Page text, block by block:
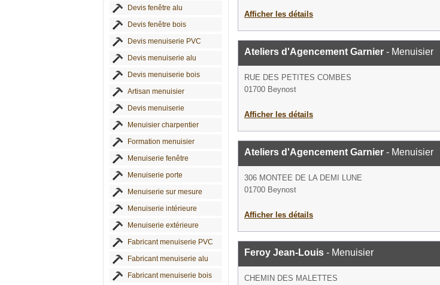
Devis fenêtre alu
Devis fenêtre bois
Devis menuiserie PVC
Devis menuiserie alu
Devis menuiserie bois
Artisan menuisier
Devis menuiserie
Menuisier charpentier
Formation menuisier
Menuiserie fenêtre
Menuiserie porte
Menuiserie sur mesure
Menuiserie intérieure
Menuiserie extérieure
Fabricant menuiserie PVC
Fabricant menuiserie alu
Fabricant menuiserie bois
Afficher les détails
Ateliers d'Agencement Garnier - Menuisier
RUE DES PETITES COMBES
01700 Beynost
Afficher les détails
Ateliers d'Agencement Garnier - Menuisier
306 MONTEE DE LA DEMI LUNE
01700 Beynost
Afficher les détails
Feroy Jean-Louis - Menuisier
CHEMIN DES MALETTES